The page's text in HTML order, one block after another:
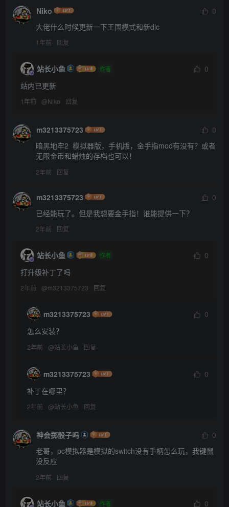
Niko
0
大佬什么时候更新一下王国模式和新dlc
1年前 回复
站长小鱼 作者
0
站内已更新
1年前 @Niko 回复
m3213375723
0
暗黑地牢2  模拟器版，手机版，金手指mod有没有？或者
无限金币和蜡烛的存档也可以！
2年前 回复
m3213375723
0
已经能玩了。但是我想要金手指！谁能提供一下？
2年前 回复
站长小鱼 作者
0
打升级补丁了吗
2年前 @m3213375723 回复
m3213375723
0
怎么安装？
2年前 @站长小鱼 回复
m3213375723
0
补丁在哪里？
2年前 @站长小鱼 回复
神会掷骰子吗
0
老哥，pc模拟器是模拟的switch没有手柄怎么玩，我键鼠
没反应
2年前 回复
站长小鱼 作者 0